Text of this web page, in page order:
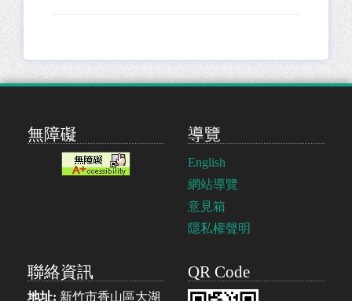
無障礙 導覽
English
網站導覽
意見箱
隱私權聲明
聯絡資訊
地址: 新竹市香山區大湖
QR Code